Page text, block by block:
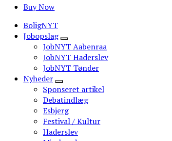
Buy Now
BoligNYT
Jobopslag
JobNYT Aabenraa
JobNYT Haderslev
JobNYT Tønder
Nyheder
Sponseret artikel
Debatindlæg
Esbjerg
Festival / Kultur
Haderslev